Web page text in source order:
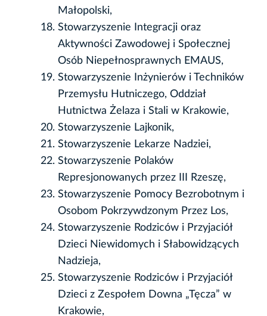
Małopolski,
Stowarzyszenie Integracji oraz
Aktywności Zawodowej i Społecznej
Osób Niepełnosprawnych EMAUS,
Stowarzyszenie Inżynierów i Techników
Przemysłu Hutniczego, Oddział
Hutnictwa Żelaza i Stali w Krakowie,
Stowarzyszenie Lajkonik,
Stowarzyszenie Lekarze Nadziei,
Stowarzyszenie Polaków
Represjonowanych przez III Rzeszę,
Stowarzyszenie Pomocy Bezrobotnym i
Osobom Pokrzywdzonym Przez Los,
Stowarzyszenie Rodziców i Przyjaciół
Dzieci Niewidomych i Słabowidzących
Nadzieja,
Stowarzyszenie Rodziców i Przyjaciół
Dzieci z Zespołem Downa „Tęcza” w
Krakowie,